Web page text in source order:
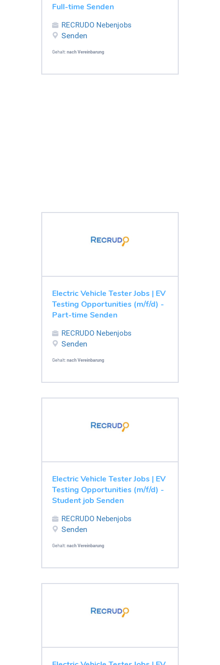
Full-time Senden
RECRUDO Nebenjobs
Senden
Gehalt: nach Vereinbarung
Electric Vehicle Tester Jobs | EV
Testing Opportunities (m/f/d) -
Part-time Senden
RECRUDO Nebenjobs
Senden
Gehalt: nach Vereinbarung
Electric Vehicle Tester Jobs | EV
Testing Opportunities (m/f/d) -
Student job Senden
RECRUDO Nebenjobs
Senden
Gehalt: nach Vereinbarung